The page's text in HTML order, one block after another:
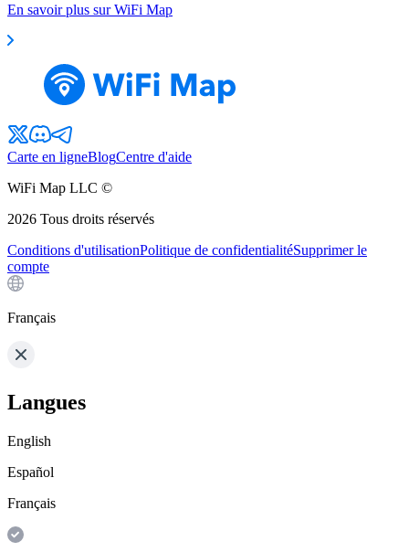
En savoir plus sur WiFi Map
Carte en ligneBlogCentre d'aide
WiFi Map LLC ©
2026 Tous droits réservés
Conditions d'utilisationPolitique de confidentialitéSupprimer le
compte
Français
Langues
English
Español
Français